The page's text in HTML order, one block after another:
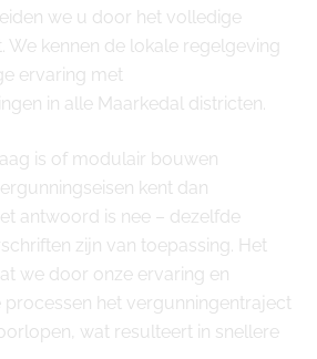
we u door het volledige
We kennen de lokale regelgeving
ervaring met
in alle Maarkedal districten.
is of modulair bouwen
kent dan
antwoord is nee – dezelfde
zijn van toepassing. Het
we door onze ervaring en
het vergunningentraject
wat resulteert in snellere